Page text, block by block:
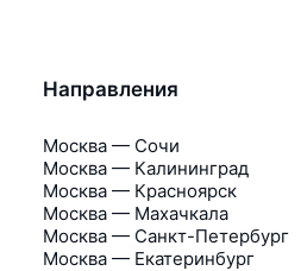
Направления
Москва — Сочи
Москва — Калининград
Москва — Красноярск
Москва — Махачкала
Москва — Санкт-Петербург
Москва — Екатеринбург